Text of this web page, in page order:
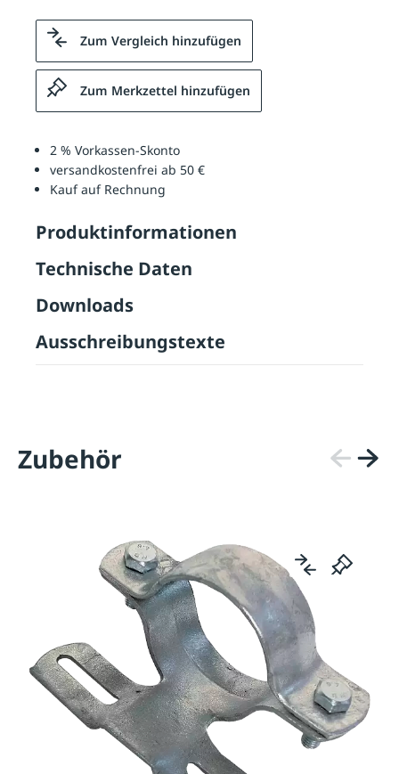
Zum Vergleich hinzufügen
Zum Merkzettel hinzufügen
2 % Vorkassen-Skonto
versandkostenfrei ab 50 €
Kauf auf Rechnung
Produktinformationen
Technische Daten
Downloads
Ausschreibungstexte
Zubehör